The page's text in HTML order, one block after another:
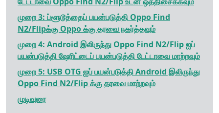
முறை 3: ப்ளூடூத்தைப் பயன்படுத்தி Oppo Find
N2/Flipக்கு Oppo க்கு தரவை நகர்த்தவும்
முறை 4: Android இலிருந்து Oppo Find N2/Flip ஐப்
பயன்படுத்தி ஷேரிட்டைப் பயன்படுத்தி டேட்டாவை மாற்றவும்
முறை 5: USB OTG ஐப் பயன்படுத்தி Android இலிருந்து
Oppo Find N2/Flip க்கு தரவை மாற்றவும்
முடிவுரை